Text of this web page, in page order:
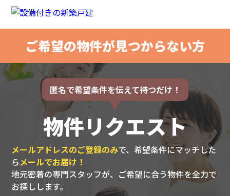
ご希望の物件が見つからない方
匿名で希望条件を伝えて待つだけ！
物件リクエスト
メールアドレスのご登録のみで、希望条件にマッチした
らメールでお届け！
地元密着の専門スタッフが、ご希望に合う物件を全力で
お探しします。